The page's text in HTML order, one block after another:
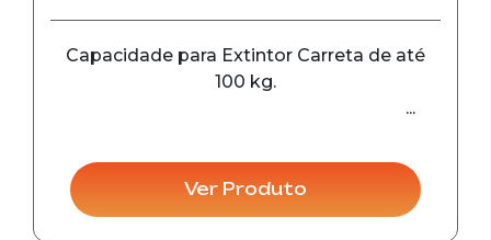
Capacidade para Extintor Carreta de até
100 kg.
Ver Produto